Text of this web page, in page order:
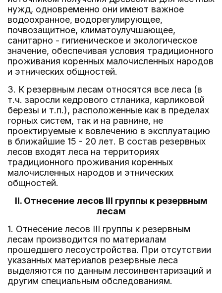
нужд, одновременно они имеют важное
водоохранное, водорегулирующее,
почвозащитное, климатоулучшающее,
санитарно - гигиеническое и экологическое
значение, обеспечивая условия традиционного
проживания коренных малочисленных народов
и этнических общностей.
3. К резервным лесам относятся все леса (в
т.ч. заросли кедрового стланика, карликовой
березы и т.п.), расположенные как в пределах
горных систем, так и на равнине, не
проектируемые к вовлечению в эксплуатацию
в ближайшие 15 - 20 лет. В состав резервных
лесов входят леса на территориях
традиционного проживания коренных
малочисленных народов и этнических
общностей.
II. Отнесение лесов III группы к резервным
лесам
1. Отнесение лесов III группы к резервным
лесам производится по материалам
прошедшего лесоустройства. При отсутствии
указанных материалов резервные леса
выделяются по данным лесоинвентаризаций и
другим специальным обследованиям.